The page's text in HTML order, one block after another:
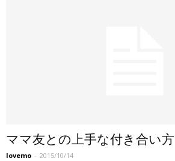
ママ友との上手な付き合い方
lovemo - 2015/10/14